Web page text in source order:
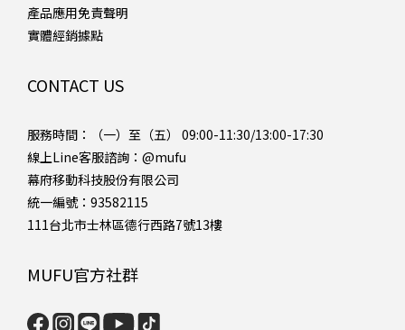
產品應用免責聲明
實體經銷據點
CONTACT US
服務時間：（一）至（五） 09:00-11:30/13:00-17:30
線上Line客服諮詢： @mufu
幕府移動科技股份有限公司
統一編號：93582115
111台北市士林區德行西路7號13樓
MUFU官方社群